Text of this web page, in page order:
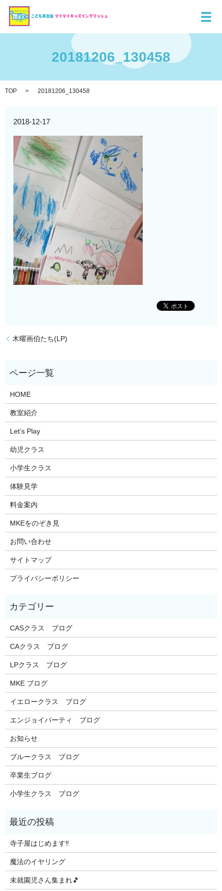
メ
20181206_130458
TOP 20181206_130458
2018-12-17
木曜画伯たち(LP)
HOME
教室紹介
Let’s Play
幼児クラス
小学生クラス
体験見学
料金案内
MKEをのぞき見
お問い合わせ
サイトマップ
プライバシーポリシー
CASクラス ブログ
CAクラス ブログ
LPクラス ブログ
MKE ブログ
イエロークラス ブログ
エンジョイパーティ ブログ
お知らせ
ブルークラス ブログ
卒業生ブログ
小学生クラス ブログ
寺子屋はじめます‼️
魔法のイヤリング
未就園児さん集まれ🎵